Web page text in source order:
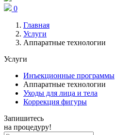
0
Главная
Услуги
Аппаратные технологии
Услуги
Инъекционные программы
Аппаратные технологии
Уходы для лица и тела
Коррекция фигуры
Запишитесь
на процедуру!